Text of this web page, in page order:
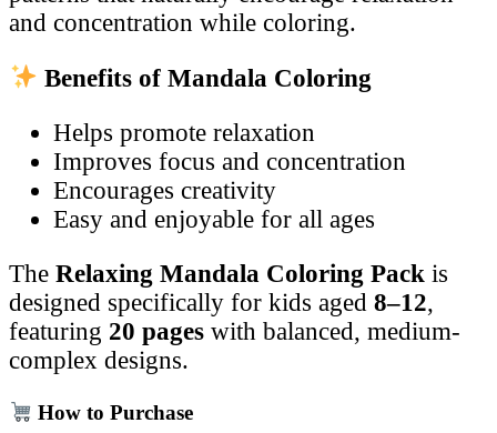
and concentration while coloring.
Benefits of Mandala Coloring
Helps promote relaxation
Improves focus and concentration
Encourages creativity
Easy and enjoyable for all ages
The Relaxing Mandala Coloring Pack is
designed specifically for kids aged 8–12,
featuring 20 pages with balanced, medium-
complex designs.
How to Purchase